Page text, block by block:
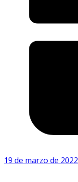
19 de marzo de 2022